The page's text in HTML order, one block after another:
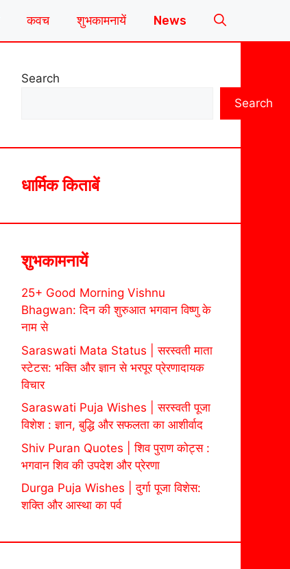
कवच शुभकामनायें News
Search
Search
धार्मिक किताबें
शुभकामनायें
25+ Good Morning Vishnu
Bhagwan: दिन की शुरुआत भगवान विष्णु के
नाम से
Saraswati Mata Status | सरस्वती माता
स्टेटस: भक्ति और ज्ञान से भरपूर प्रेरणादायक
विचार
Saraswati Puja Wishes | सरस्वती पूजा
विशेश : ज्ञान, बुद्धि और सफलता का आशीर्वाद
Shiv Puran Quotes | शिव पुराण कोट्स :
भगवान शिव की उपदेश और प्रेरणा
Durga Puja Wishes | दुर्गा पूजा विशेस:
शक्ति और आस्था का पर्व